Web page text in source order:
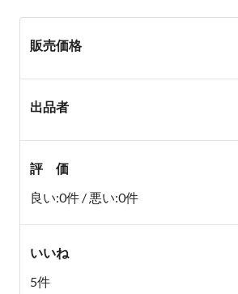
販売価格
出品者
評 価
良い:0件 / 悪い:0件
いいね
5件